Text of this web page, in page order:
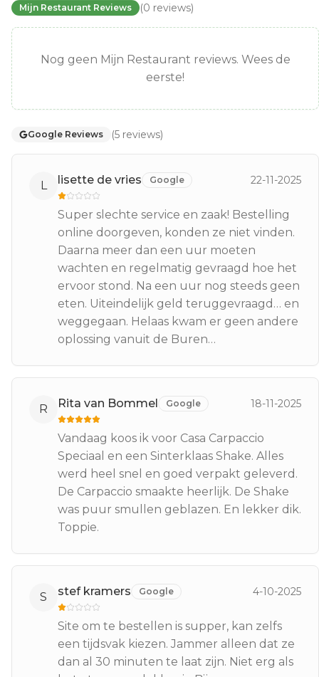
Mijn Restaurant Reviews (0 reviews)
Nog geen Mijn Restaurant reviews. Wees de
eerste!
Google Reviews (5 reviews)
L lisette de vries Google 22-11-2025
Super slechte service en zaak! Bestelling
online doorgeven, konden ze niet vinden.
Daarna meer dan een uur moeten
wachten en regelmatig gevraagd hoe het
ervoor stond. Na een uur nog steeds geen
eten. Uiteindelijk geld teruggevraagd… en
weggegaan. Helaas kwam er geen andere
oplossing vanuit de Buren…
R Rita van Bommel Google 18-11-2025
Vandaag koos ik voor Casa Carpaccio
Speciaal en een Sinterklaas Shake. Alles
werd heel snel en goed verpakt geleverd.
De Carpaccio smaakte heerlijk. De Shake
was puur smullen geblazen. En lekker dik.
Toppie.
S stef kramers Google 4-10-2025
Site om te bestellen is supper, kan zelfs
een tijdsvak kiezen. Jammer alleen dat ze
dan al 30 minuten te laat zijn. Niet erg als